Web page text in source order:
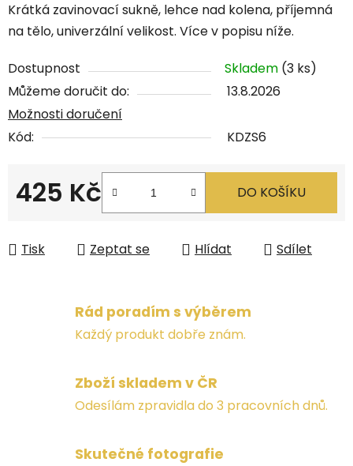
Krátká zavinovací sukně, lehce nad kolena, příjemná
na tělo, univerzální velikost. Více v popisu níže.
Dostupnost Skladem (3 ks)
Můžeme doručit do:
13.8.2026
Možnosti doručení
Kód:
KDZS6
425 Kč DO KOŠÍKU
Tisk Zeptat se Hlídat Sdílet
Rád poradím s výběrem
Každý produkt dobře znám.
Zboží skladem v ČR
Odesílám zpravidla do 3 pracovních dnů.
Skutečné fotografie